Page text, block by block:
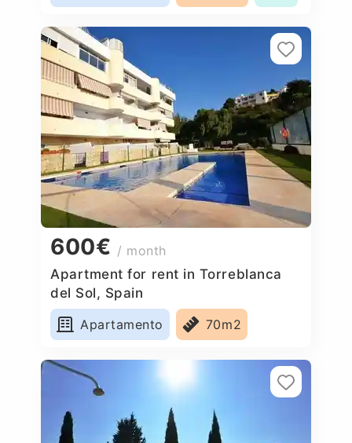
600€ / month
Apartment for rent in Torreblanca
del Sol, Spain
Apartamento
70m2